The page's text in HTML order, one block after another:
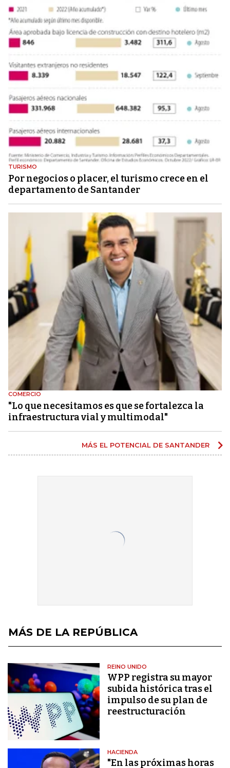
TURISMO
Por negocios o placer, el turismo crece en el
departamento de Santander
COMERCIO
"Lo que necesitamos es que se fortalezca la
infraestructura vial y multimodal"
MÁS EL POTENCIAL DE SANTANDER
MÁS DE LA REPÚBLICA
REINO UNIDO
WPP registra su mayor
subida histórica tras el
impulso de su plan de
reestructuración
HACIENDA
"En las próximas horas